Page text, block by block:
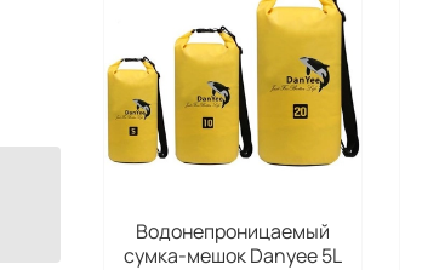
Водонепроницаемый
сумка-мешок Danyee 5L